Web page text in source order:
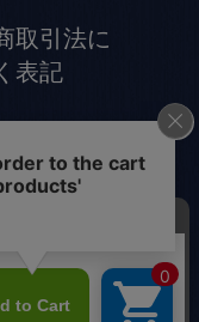
取引法に
表記